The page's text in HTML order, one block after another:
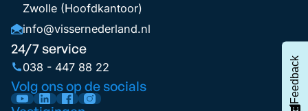
Zwolle (Hoofdkantoor)
info@vissernederland.nl
24/7 service
038 - 447 88 22
Volg ons op de socials
Feedback